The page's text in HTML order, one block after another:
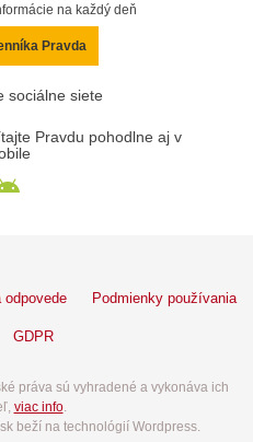
na každý deň
Pravda
sociálne siete
Pravdu pohodlne aj v
Podmienky používania
GDPR
práva sú vyhradené a vykonáva ich
viac info.
beží na technológií Wordpress.